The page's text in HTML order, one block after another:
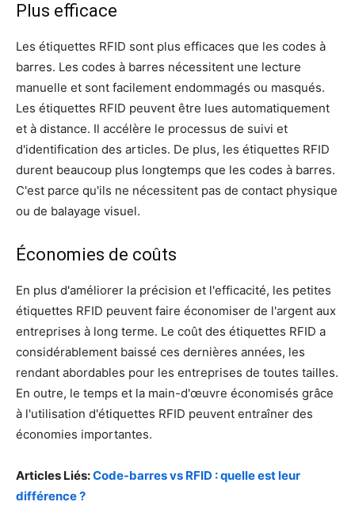
Plus efficace
Les étiquettes RFID sont plus efficaces que les codes à
barres. Les codes à barres nécessitent une lecture
manuelle et sont facilement endommagés ou masqués.
Les étiquettes RFID peuvent être lues automatiquement
et à distance. Il accélère le processus de suivi et
d'identification des articles. De plus, les étiquettes RFID
durent beaucoup plus longtemps que les codes à barres.
C'est parce qu'ils ne nécessitent pas de contact physique
ou de balayage visuel.
Économies de coûts
En plus d'améliorer la précision et l'efficacité, les petites
étiquettes RFID peuvent faire économiser de l'argent aux
entreprises à long terme. Le coût des étiquettes RFID a
considérablement baissé ces dernières années, les
rendant abordables pour les entreprises de toutes tailles.
En outre, le temps et la main-d'œuvre économisés grâce
à l'utilisation d'étiquettes RFID peuvent entraîner des
économies importantes.
Articles Liés:Code-barres vs RFID : quelle est leur
différence ?